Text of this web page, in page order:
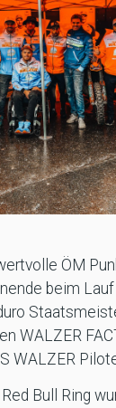
ÖM
beim
WALZER
WALZER
Bull Ring